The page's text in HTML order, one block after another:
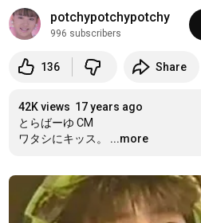
potchypotchypotchy
996 subscribers
136 Share
42K views 17 years ago
とらばーゆ CM
ワタシにキッス。
...more